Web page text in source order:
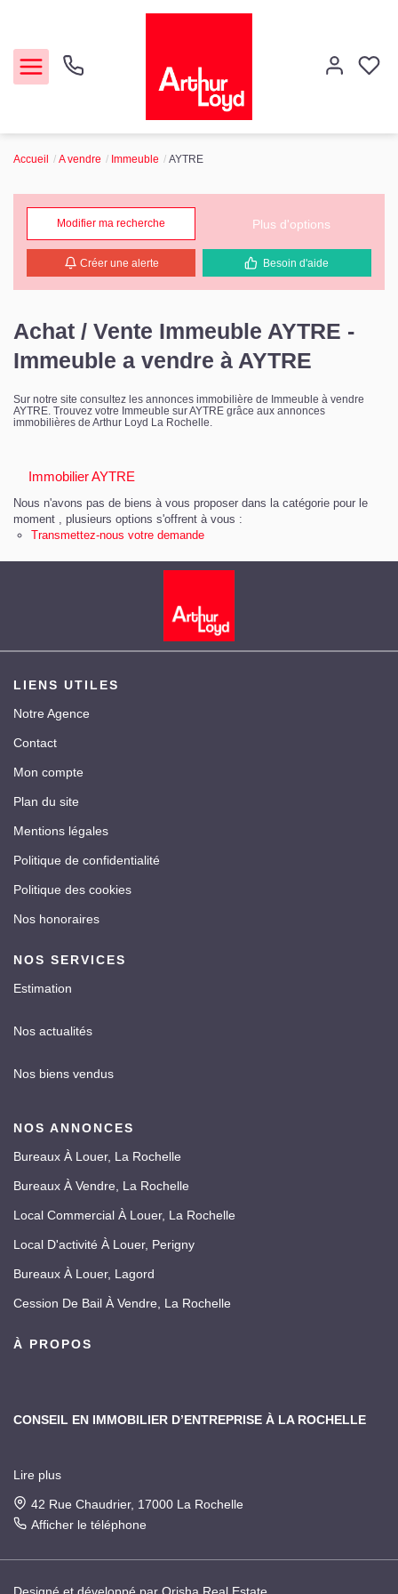
Louer
Etude de marché
Notre Agence
Contact
Accueil A vendre Immeuble AYTRE
Modifier ma recherche Plus d'options
Créer une alerte Besoin d'aide
Achat / Vente Immeuble AYTRE -
Immeuble a vendre à AYTRE
Sur notre site consultez les annonces immobilière de Immeuble à vendre
AYTRE. Trouvez votre Immeuble sur AYTRE grâce aux annonces
immobilières de Arthur Loyd La Rochelle.
Immobilier AYTRE
Nous n'avons pas de biens à vous proposer dans la catégorie pour le
moment , plusieurs options s'offrent à vous :
Transmettez-nous votre demande
LIENS UTILES
Notre Agence
Contact
Mon compte
Plan du site
Mentions légales
Politique de confidentialité
Politique des cookies
Nos honoraires
NOS SERVICES
Estimation
Nos actualités
Nos biens vendus
NOS ANNONCES
Bureaux À Louer, La Rochelle
Bureaux À Vendre, La Rochelle
Local Commercial À Louer, La Rochelle
Local D'activité À Louer, Perigny
Bureaux À Louer, Lagord
Cession De Bail À Vendre, La Rochelle
À PROPOS
CONSEIL EN IMMOBILIER D’ENTREPRISE À LA ROCHELLE
Depuis 1999, Arthur Loyd La Rochelle est le principal cabinet
spécialisé en immobilier d’entreprise et commerce de la cité
rochelaise.
Notre agence a intégré, le 1er novembre 2025, le cabinet
Lire plus
42 Rue Chaudrier, 17000 La Rochelle
Afficher le téléphone
Designé et développé par Orisha Real Estate